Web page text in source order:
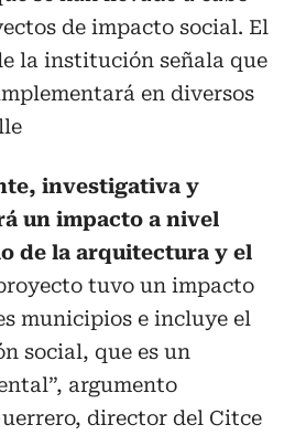
de impacto social. El
la institución señala que
en diversos
investigativa y
un impacto a nivel
de la arquitectura y el
tuvo un impacto
municipios e incluye el
social, que es un
argumento
director del Citce